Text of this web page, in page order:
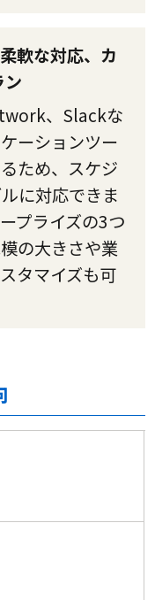
軟な対応、カ
ン
、Slackな
ーションツー
ため、スケジ
に対応できま
プライズの3つ
の大きさや業
タマイズも可